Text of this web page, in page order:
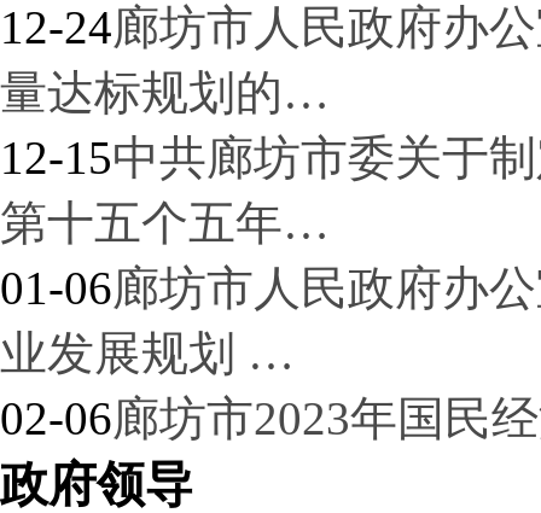
12-24廊坊市人民政府办
量达标规划的…
12-15中共廊坊市委关于
第十五个五年…
01-06廊坊市人民政府办
业发展规划 …
02-06廊坊市2023年国民
政府领导